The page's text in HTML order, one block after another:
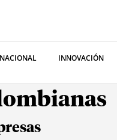
INNOVACIÓN